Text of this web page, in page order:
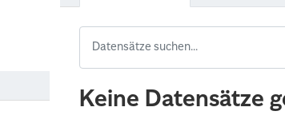
Keine Datensätze